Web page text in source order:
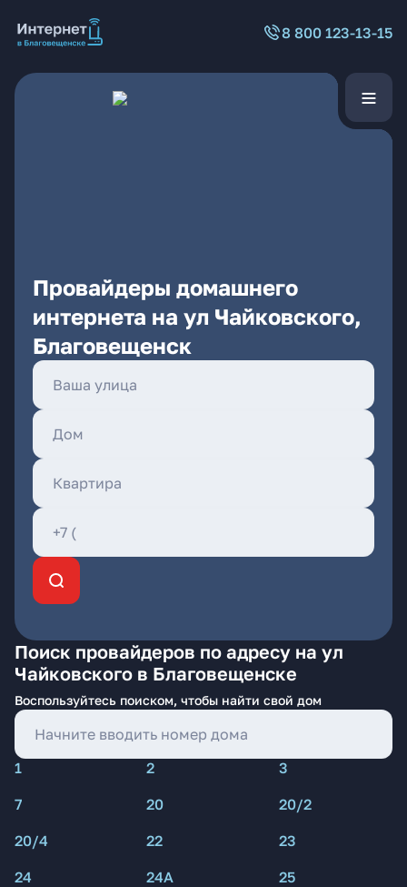
8 800 123-13-15
Провайдеры домашнего
интернета на ул Чайковского,
Благовещенск
Поиск провайдеров по адресу на ул
Чайковского в Благовещенске
Воспользуйтесь поиском, чтобы найти свой дом
1 2
3
7
20
20/2
20/4
22
23
24
24А
25